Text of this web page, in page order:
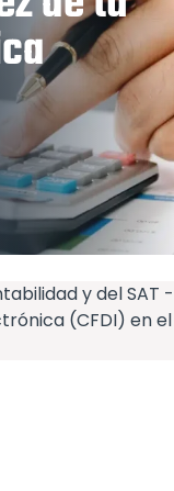
y del SAT -
(CFDI) en el